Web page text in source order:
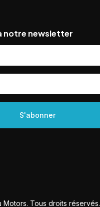
notre newsletter
S'abonner
Tous droits réservés.